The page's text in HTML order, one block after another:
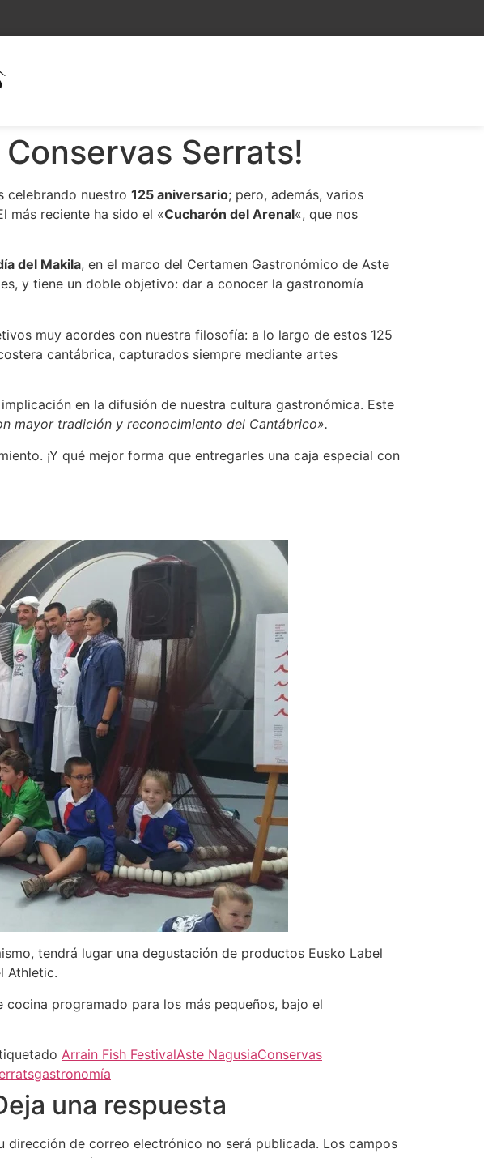
Serrats!
celebrando nuestro 125 aniversario; pero, además, varios
más reciente ha sido el «Cucharón del Arenal«, que nos
del Makila, en el marco del Certamen Gastronómico de Aste
y tiene un doble objetivo: dar a conocer la gastronomía
muy acordes con nuestra filosofía: a lo largo de estos 125
cantábrica, capturados siempre mediante artes
en la difusión de nuestra cultura gastronómica. Este
mayor tradición y reconocimiento del Cantábrico».
¡Y qué mejor forma que entregarles una caja especial con
tendrá lugar una degustación de productos Eusko Label
Athletic.
programado para los más pequeños, bajo el
Arrain Fish FestivalAste NagusiaConservas
gastronomía
una respuesta
dirección de correo electrónico no será publicada. Los campos